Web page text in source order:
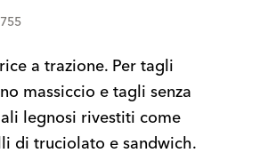
a trazione. Per tagli
massiccio e tagli senza
legnosi rivestiti come
di truciolato e sandwich.